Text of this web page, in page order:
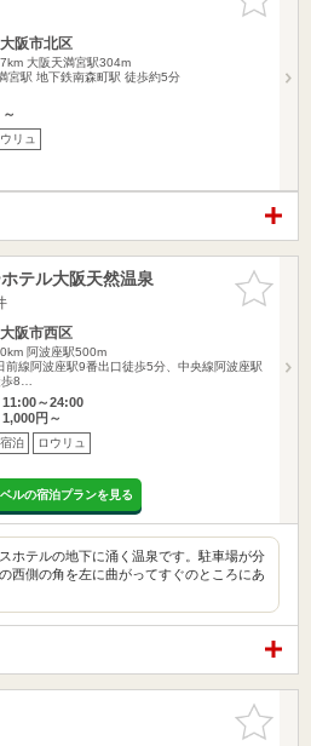
りに追加
阪市北区
大阪天満宮駅304m
宮駅 地下鉄南森町駅 徒歩約5分
リュ
お気に入
りに追加
テル大阪天然温泉
阪市西区
阿波座駅500m
前線阿波座駅9番出口徒歩5分、中央線阿波座駅
8…
～24:00
円～
宿泊 ロウリュ
ルの宿泊プランを見る
ホテルの地下に涌く温泉です。駐車場が分
西側の角を左に曲がってすぐのところにあ
お気に入
りに追加